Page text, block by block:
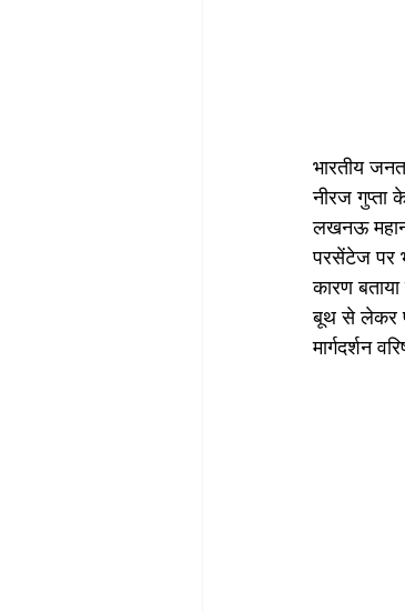
भारतीय
नीरज गुप्ता
लखनऊ
परसेंटेज पर
कारण
बूथ से लेकर
मार्गदर्शन